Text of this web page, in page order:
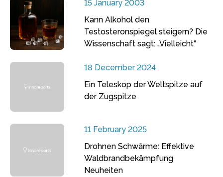
15 January 2003
Kann Alkohol den
Testosteronspiegel steigern? Die
Wissenschaft sagt: „Vielleicht“
18 December 2024
Ein Teleskop der Weltspitze auf
der Zugspitze
11 February 2025
Drohnen Schwärme: Effektive
Waldbrandbekämpfung
Neuheiten